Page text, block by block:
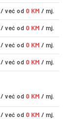
/ već od 0 KM / mj.
/ već od 0 KM / mj.
/ već od 0 KM / mj.
/ već od 0 KM / mj.
/ već od 0 KM / mj.
/ već od 0 KM / mj.